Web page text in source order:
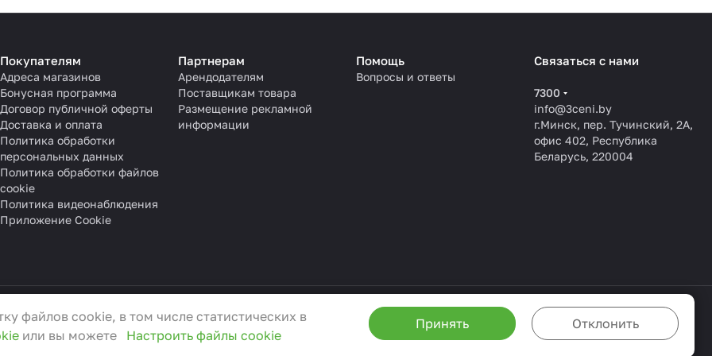
Покупателям
Адреса магазинов
Бонусная программа
Договор публичной оферты
Доставка и оплата
Политика обработки
персональных данных
Политика обработки файлов
cookie
Политика видеонаблюдения
Приложение Cookie
Партнерам
Арендодателям
Поставщикам товара
Размещение рекламной
информации
Помощь
Вопросы и ответы
Связаться с нами
7300
info@3ceni.by
г.Минск, пер. Тучинский, 2А,
офис 402, Республика
Беларусь, 220004
г.
, e-mail: info@3ceni.by
файлов cookie, в том числе статистических в
или вы можете Настроить файлы cookie
Принять Отклонить